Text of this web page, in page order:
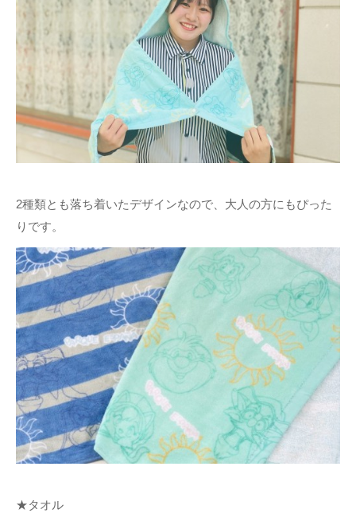
2種類とも落ち着いたデザインなので、大人の方にもぴった
りです。
★タオル